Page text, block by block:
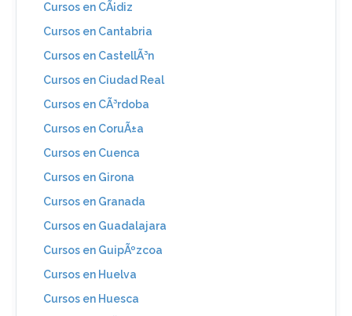
Cursos en CÃ¡diz
Cursos en Cantabria
Cursos en CastellÃ³n
Cursos en Ciudad Real
Cursos en CÃ³rdoba
Cursos en CoruÃ±a
Cursos en Cuenca
Cursos en Girona
Cursos en Granada
Cursos en Guadalajara
Cursos en GuipÃºzcoa
Cursos en Huelva
Cursos en Huesca